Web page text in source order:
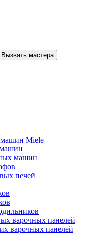
Вызвать мастера
машин Miele
машин
печей
варочных панелей
варочных панелей